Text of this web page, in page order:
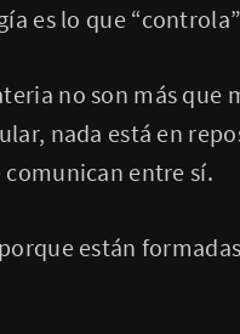
es lo que
no son más
nada está en
comunican entre sí.
están